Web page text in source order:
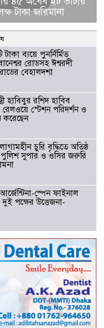
টাকা জরিমানা
ব্যয়ে পুনর্নির্মিত
রোডসহ ঈশ্বরদী
বেহালদশা
হাবিবুর রশিদ হাবিব
স্টেশন পরিদর্শন ও
করেছেন
চুরি বৃদ্ধিতে অতিষ্ঠ
সুপার ও ওসির জরুরি
স্পেন ফাইনাল
দুই পক্ষের উত্তেজনা-
বাসযোগ্য পৃথিবী গড়তে
অক্সিজেন ফ্যাক্টরী গড়ে
নেই——বিএনপির
সাবেক এমপি বীর
সিরাজুল ইসলাম সরদার